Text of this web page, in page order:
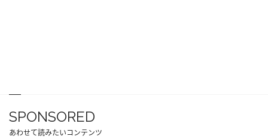
SPONSORED
あわせて読みたいコンテンツ